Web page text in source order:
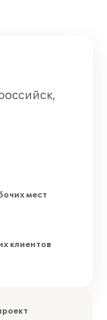
мест
клиентов